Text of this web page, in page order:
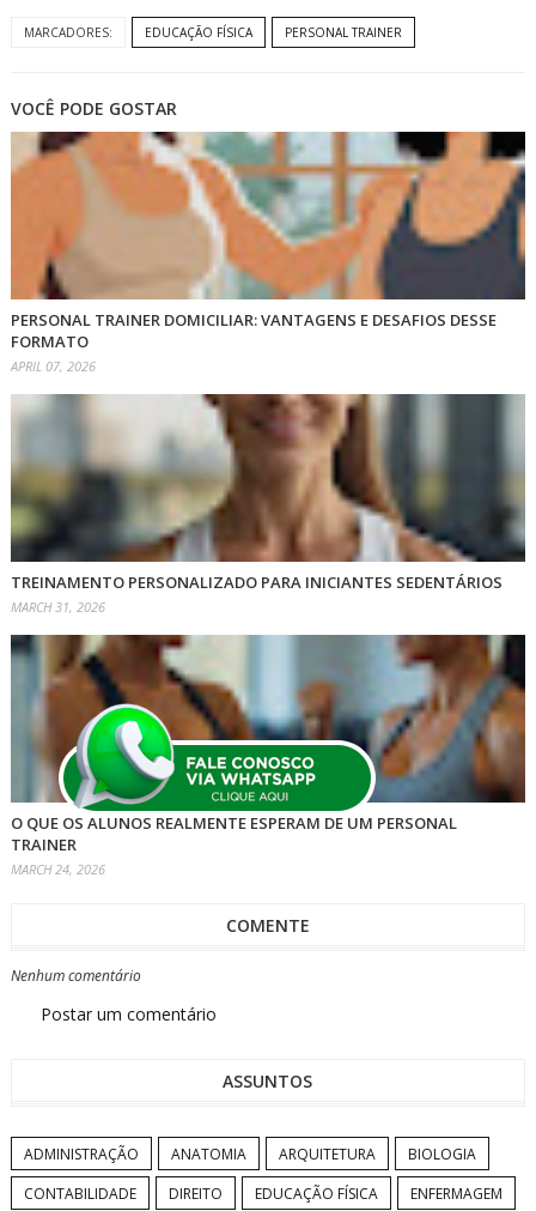
MARCADORES: EDUCAÇÃO FÍSICA PERSONAL TRAINER
VOCÊ PODE GOSTAR
PERSONAL TRAINER DOMICILIAR: VANTAGENS E DESAFIOS DESSE
FORMATO
APRIL 07, 2026
TREINAMENTO PERSONALIZADO PARA INICIANTES SEDENTÁRIOS
MARCH 31, 2026
O QUE OS ALUNOS REALMENTE ESPERAM DE UM PERSONAL
TRAINER
MARCH 24, 2026
COMENTE
Nenhum comentário
Postar um comentário
ASSUNTOS
ADMINISTRAÇÃO ANATOMIA ARQUITETURA
BIOLOGIA
CONTABILIDADE
DIREITO EDUCAÇÃO FÍSICA
ENFERMAGEM